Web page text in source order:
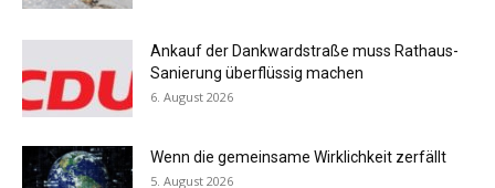
Ankauf der Dankwardstraße muss Rathaus-
Sanierung überflüssig machen
6. August 2026
Wenn die gemeinsame Wirklichkeit zerfällt
5. August 2026